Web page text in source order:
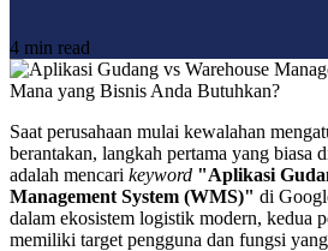
4 min read
Saat perusahaan mulai kewalahan
berantakan, langkah pertama yang biasa
adalah mencari keyword "Aplikasi
Management System (WMS)" di
dalam ekosistem logistik modern, kedua
memiliki target pengguna dan fungsi